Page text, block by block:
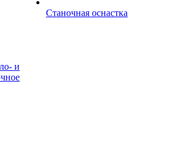
и
Станочная оснастка